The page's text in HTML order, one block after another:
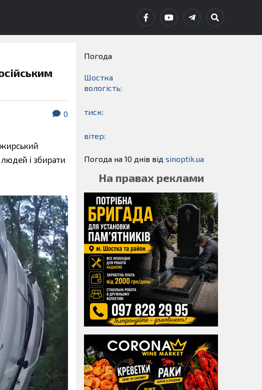
0
людей і збирати
Погода
Шостка
вологість:
тиск:
вітер:
Погода на 10 днів від sinoptik.ua
На правах реклами